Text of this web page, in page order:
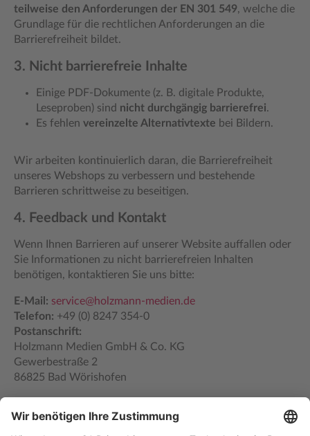
teilweise den Anforderungen der EN 301 549, welche die
Grundlage für die rechtlichen Anforderungen an die
Barrierefreiheit bildet.
3. Nicht barrierefreie Inhalte
Einige PDF-Dokumente (z. B. digitale Produkte,
Leseproben) sind nicht durchgängig barrierefrei.
Es fehlen vereinzelte Alternativtexte bei Bildern.
Wir arbeiten kontinuierlich daran, die Barrierefreiheit
unseres Webshops zu verbessern und bestehende
Barrieren schrittweise zu beseitigen.
4. Feedback und Kontakt
Wenn Ihnen Barrieren auf unserer Website auffallen oder
Sie Informationen zu nicht barrierefreien Inhalten
benötigen, kontaktieren Sie uns bitte:
E-Mail: service@holzmann-medien.de
Telefon: +49 (0) 8247 354-0
Postanschrift:
Holzmann Medien GmbH & Co. KG
Gewerbestraße 2
86825 Bad Wörishofen